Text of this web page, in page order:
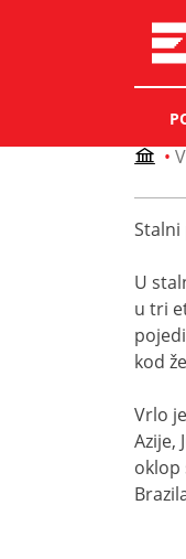
•
Stalni
U
u tri
kod
Vrlo
Azije,
oklop